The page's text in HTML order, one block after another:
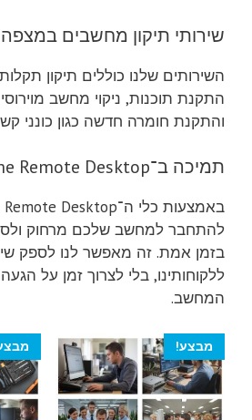
שירותי תיקון מחשבים
השירותים שלנו כוללים תיקון
התקנת תוכנות, ניקוי מחשב
והתקנת חומרה חדשה כגון כונני
תמיכה ב־Chrome Remote Desktop
להתחבר למחשב שלכם מרחוק
בזמן אמת. זה מאפשר לנו לספק
ללקוחותינו, בלי לצרוך זמן על
המחשב.
מבצע!